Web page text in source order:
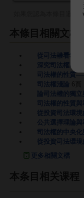
如果您認為本條目還有
本條目相關文檔
從司法權看我國
深究司法權看國
司法權的性質
司法權淺論
論司法權的獨立
司法權的性質
從投資司法環
公共選擇理論與
司法權的中央
從投資司法環
更多相關文檔
本条目相关课程